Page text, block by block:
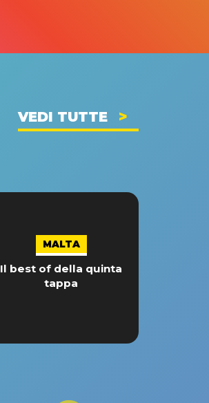
VEDI TUTTE
MALTA
Il best of della quinta
tappa